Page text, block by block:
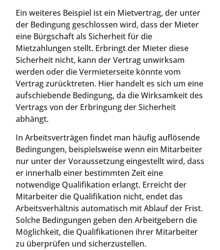
Ein weiteres Beispiel ist ein Mietvertrag, der unter
der Bedingung geschlossen wird, dass der Mieter
eine Bürgschaft als Sicherheit für die
Mietzahlungen stellt. Erbringt der Mieter diese
Sicherheit nicht, kann der Vertrag unwirksam
werden oder die Vermieterseite könnte vom
Vertrag zurücktreten. Hier handelt es sich um eine
aufschiebende Bedingung, da die Wirksamkeit des
Vertrags von der Erbringung der Sicherheit
abhängt.
In Arbeitsverträgen findet man häufig auflösende
Bedingungen, beispielsweise wenn ein Mitarbeiter
nur unter der Voraussetzung eingestellt wird, dass
er innerhalb einer bestimmten Zeit eine
notwendige Qualifikation erlangt. Erreicht der
Mitarbeiter die Qualifikation nicht, endet das
Arbeitsverhältnis automatisch mit Ablauf der Frist.
Solche Bedingungen geben den Arbeitgebern die
Möglichkeit, die Qualifikationen ihrer Mitarbeiter
zu überprüfen und sicherzustellen.